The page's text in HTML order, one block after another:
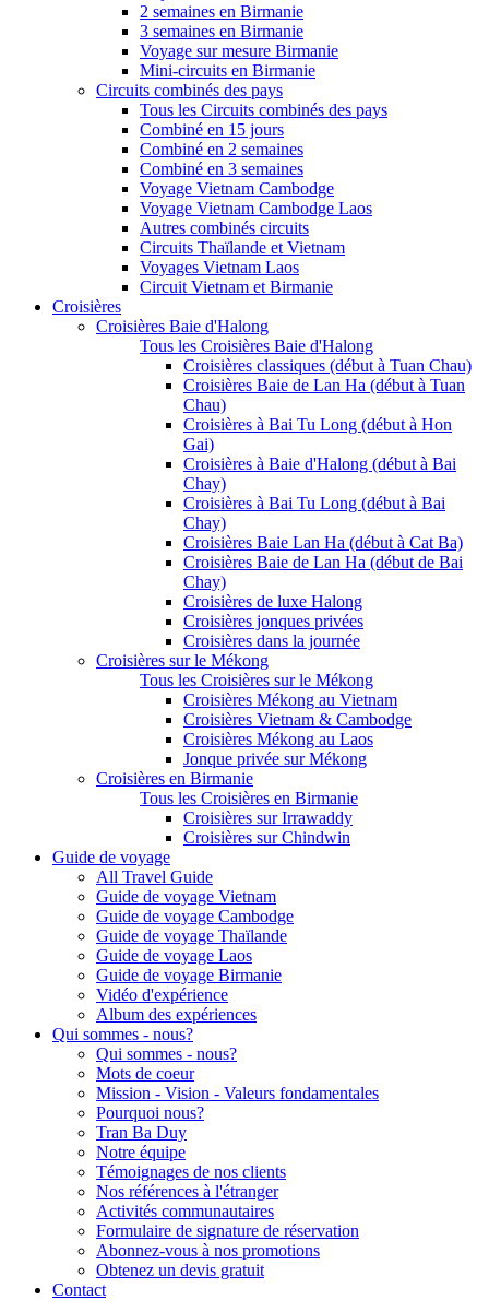
2 semaines en Birmanie
3 semaines en Birmanie
Voyage sur mesure Birmanie
Mini-circuits en Birmanie
Circuits combinés des pays
Tous les Circuits combinés des pays
Combiné en 15 jours
Combiné en 2 semaines
Combiné en 3 semaines
Voyage Vietnam Cambodge
Voyage Vietnam Cambodge Laos
Autres combinés circuits
Circuits Thaïlande et Vietnam
Voyages Vietnam Laos
Circuit Vietnam et Birmanie
Croisières
Croisières Baie d'Halong
Tous les Croisières Baie d'Halong
Croisières classiques (début à Tuan Chau)
Croisières Baie de Lan Ha (début à Tuan
Chau)
Croisières à Bai Tu Long (début à Hon
Gai)
Croisières à Baie d'Halong (début à Bai
Chay)
Croisières à Bai Tu Long (début à Bai
Chay)
Croisières Baie Lan Ha (début à Cat Ba)
Croisières Baie de Lan Ha (début de Bai
Chay)
Croisières de luxe Halong
Croisières jonques privées
Croisières dans la journée
Croisières sur le Mékong
Tous les Croisières sur le Mékong
Croisières Mékong au Vietnam
Croisières Vietnam & Cambodge
Croisières Mékong au Laos
Jonque privée sur Mékong
Croisières en Birmanie
Tous les Croisières en Birmanie
Croisières sur Irrawaddy
Croisières sur Chindwin
Guide de voyage
All Travel Guide
Guide de voyage Vietnam
Guide de voyage Cambodge
Guide de voyage Thaïlande
Guide de voyage Laos
Guide de voyage Birmanie
Vidéo d'expérience
Album des expériences
Qui sommes - nous?
Qui sommes - nous?
Mots de coeur
Mission - Vision - Valeurs fondamentales
Pourquoi nous?
Tran Ba Duy
Notre équipe
Témoignages de nos clients
Nos références à l'étranger
Activités communautaires
Formulaire de signature de réservation
Abonnez-vous à nos promotions
Obtenez un devis gratuit
Contact